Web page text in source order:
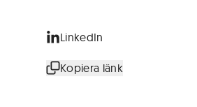
LinkedIn
Kopiera länk